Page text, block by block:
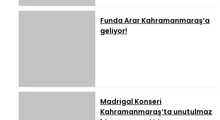
Funda Arar Kahramanmaraş’a
geliyor!
Madrigal Konseri
Kahramanmaraş’ta unutulmaz